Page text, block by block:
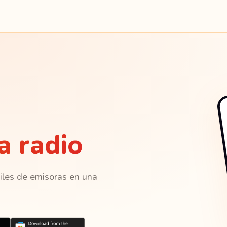
radio
de emisoras en una